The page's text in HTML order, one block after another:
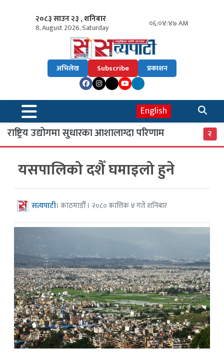
२०८३ साउन २३ , शनिबार
8, August 2026, Saturday ०६:०४:४८ AM
अभिलेख Subscribe प्रकाशन
English
उद्योगमा सुधारका आशालाग्दा परिणाम
यसपालिको दशैँ घमाइलो हुने
सत्यपाटी। काठमाडौँ । २०८० कात्तिक ४ गते शनिबार